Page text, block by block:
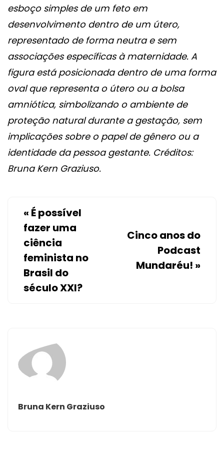
esboço simples de um feto em
desenvolvimento dentro de um útero,
representado de forma neutra e sem
associações específicas à maternidade. A
figura está posicionada dentro de uma forma
oval que representa o útero ou a bolsa
amniótica, simbolizando o ambiente de
proteção natural durante a gestação, sem
implicações sobre o papel de gênero ou a
identidade da pessoa gestante. Créditos:
Bruna Kern Graziuso.
« É possível
fazer uma
ciência
feminista no
Brasil do
século XXI?
Cinco anos do
Podcast
Mundaréu! »
Bruna Kern Graziuso